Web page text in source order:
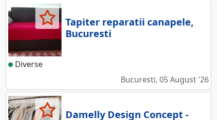
Tapiter reparatii canapele,
Bucuresti
Diverse
Bucuresti, 05 August '26
Damelly Design Concept -